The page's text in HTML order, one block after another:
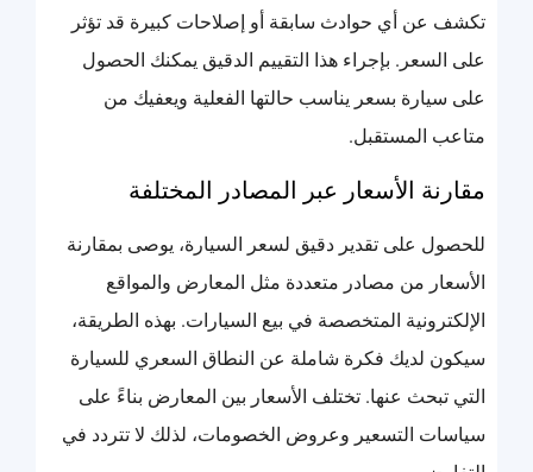
تكشف عن أي حوادث سابقة أو إصلاحات كبيرة قد تؤثر
على السعر. بإجراء هذا التقييم الدقيق يمكنك الحصول
على سيارة بسعر يناسب حالتها الفعلية ويعفيك من
متاعب المستقبل.
مقارنة الأسعار عبر المصادر المختلفة
للحصول على تقدير دقيق لسعر السيارة، يوصى بمقارنة
الأسعار من مصادر متعددة مثل المعارض والمواقع
الإلكترونية المتخصصة في بيع السيارات. بهذه الطريقة،
سيكون لديك فكرة شاملة عن النطاق السعري للسيارة
التي تبحث عنها. تختلف الأسعار بين المعارض بناءً على
سياسات التسعير وعروض الخصومات، لذلك لا تتردد في